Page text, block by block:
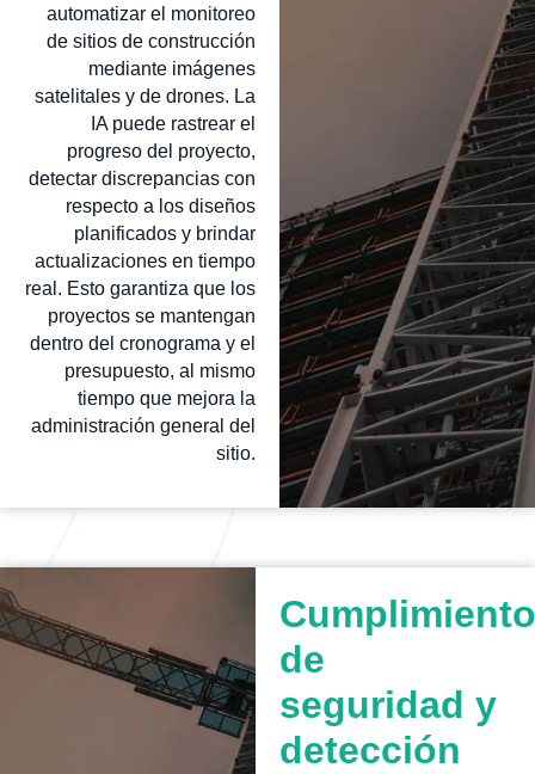
automatizar el monitoreo
de sitios de construcción
mediante imágenes
satelitales y de drones. La
IA puede rastrear el
progreso del proyecto,
detectar discrepancias con
respecto a los diseños
planificados y brindar
actualizaciones en tiempo
real. Esto garantiza que los
proyectos se mantengan
dentro del cronograma y el
presupuesto, al mismo
tiempo que mejora la
administración general del
sitio.
Cumplimiento
de
seguridad y
detección